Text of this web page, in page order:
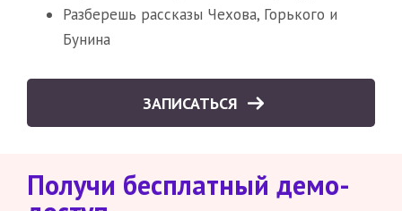
Разберешь рассказы Чехова, Горького и
Бунина
ЗАПИСАТЬСЯ
Получи бесплатный демо-